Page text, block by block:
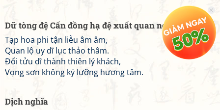
Dữ tòng đệ Cấn đồng hạ đệ xuất quan ngôn biệt
Tạp hoa phi tận liễu âm âm,
Quan lộ uy dĩ lục thảo thâm.
Đối tửu dĩ thành thiên lý khách,
Vọng sơn không ký lưỡng hương tâm.
Dịch nghĩa